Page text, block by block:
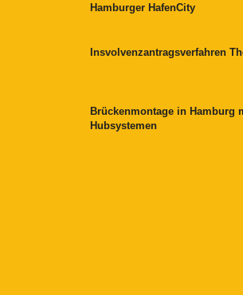
Hamburger HafenCity
Insvolvenzantragsverfahren
Brückenmontage in Hamburg
Hubsystemen